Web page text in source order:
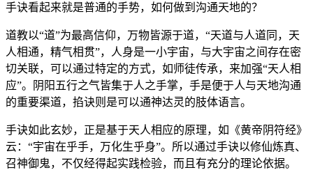
手诀看起来就是普通的手势，如何做到沟通天地的？
道教以“道”为最高信仰，万物皆源于道，“天道与人道同，天
人相通，精气相贯”，人身是一小宇宙，与大宇宙之间存在密
切关联，可以通过特定的方式，如师徒传承，来加强“天人相
应”。阴阳五行之气皆集于人之手掌，手是便于人与天地沟通
的重要渠道，掐诀则是可以通神达灵的肢体语言。
手诀如此玄妙，正是基于天人相应的原理，如《黄帝阴符经》
云：“宇宙在乎手，万化生乎身”。所以通过手诀以修仙炼真、
召神御鬼，不仅经得起实践检验，而且有充分的理论依据。